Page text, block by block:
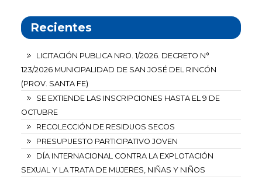
Recientes
LICITACIÓN PUBLICA NRO. 1/2026. DECRETO N°
123/2026 MUNICIPALIDAD DE SAN JOSÉ DEL RINCÓN
(PROV. SANTA FE)
SE EXTIENDE LAS INSCRIPCIONES HASTA EL 9 DE
OCTUBRE
RECOLECCIÓN DE RESIDUOS SECOS
PRESUPUESTO PARTICIPATIVO JOVEN
DÍA INTERNACIONAL CONTRA LA EXPLOTACIÓN
SEXUAL Y LA TRATA DE MUJERES, NIÑAS Y NIÑOS